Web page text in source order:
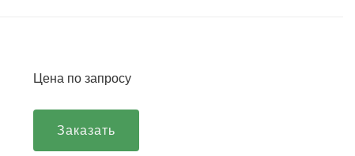
Цена по запросу
Заказать